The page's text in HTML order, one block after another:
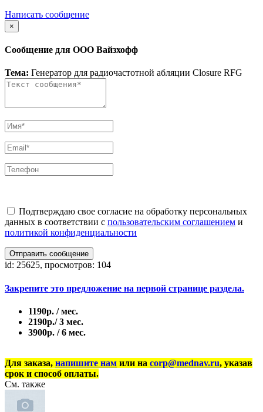
Написать сообщение
×
Сообщение для ООО Вайзхофф
Тема: Генератор для радиочастотной абляции Closure RFG
Подтверждаю свое согласие на обработку персональных
данных в соответствии с пользовательским соглашением и
политикой конфиденциальности
Отправить сообщение
id: 25625, просмотров: 104
Закрепите это предложение на первой странице раздела.
1190р. / мес.
2190р./ 3 мес.
3900р. / 6 мес.
Для заказа, напишите нам или на corp@mednav.ru, указав
срок и способ оплаты.
См. также